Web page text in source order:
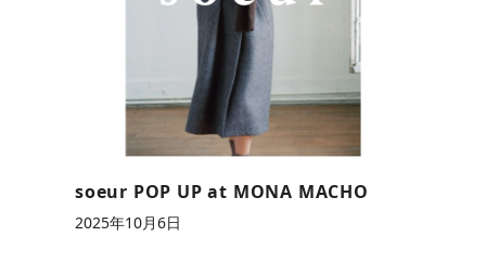
soeur POP UP at MONA MACHO
2025年10月6日